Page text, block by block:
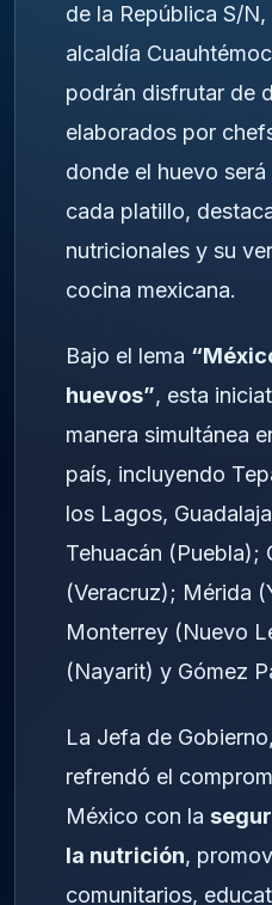
de la República S/
alcaldía
podrán disfrutar de
elaborados por
donde el huevo
cada platillo,
nutricionales y su
cocina mexicana.
Bajo el lema
huevos”, esta
manera simultánea
país, incluyendo
los Lagos,
Tehuacán (Puebla);
(Veracruz); Mérida
Monterrey (Nuevo
(Nayarit) y Gómez
La Jefa de Gobierno,
refrendó el
México con la
la nutrición,
comunitarios,